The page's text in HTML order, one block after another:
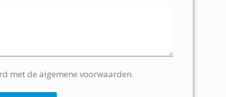
met de algemene voorwaarden.